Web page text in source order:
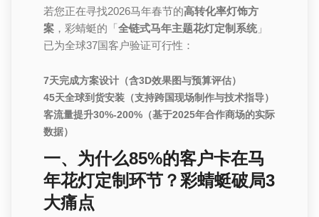
若您正在寻找2026马年春节的高转化率灯饰方
案 ，彩蜻蜓的「全链式马年主题花灯定制系统」
已为全球37国客户验证可行性：
7天完成方案设计 （含3D效果图与预算评估）
45天全球到货安装 （支持跨国现场制作与技术指导）
客流量提升30%-200% （基于2025年合作商场的实际
数据）
一、为什么85%的客户卡在马
年花灯定制环节？彩蜻蜓破局3
大痛点